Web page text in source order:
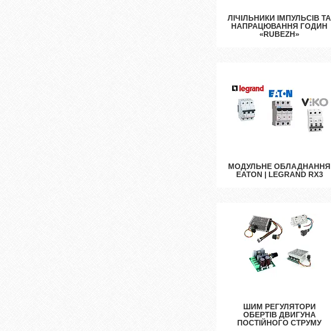
ЛІЧІЛЬНИКИ ІМПУЛЬСІВ ТА
НАПРАЦЮВАННЯ ГОДИН
«RUBEZH»
МОДУЛЬНЕ ОБЛАДНАННЯ
EATON | LEGRAND RX3
ШИМ РЕГУЛЯТОРИ
ОБЕРТІВ ДВИГУНА
ПОСТІЙНОГО СТРУМУ